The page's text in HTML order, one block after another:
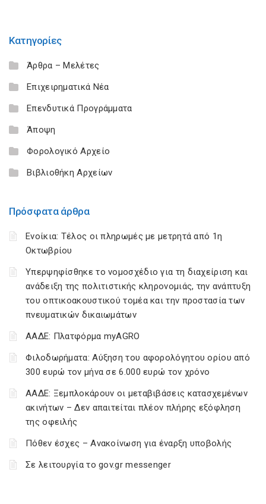
Κατηγορίες
Άρθρα – Μελέτες
Επιχειρηματικά Νέα
Επενδυτικά Προγράμματα
Άποψη
Φορολογικό Αρχείο
Βιβλιοθήκη Αρχείων
Πρόσφατα άρθρα
Ενοίκια: Τέλος οι πληρωμές με μετρητά από 1η
Οκτωβρίου
Υπερψηφίσθηκε το νομοσχέδιο για τη διαχείριση και
ανάδειξη της πολιτιστικής κληρονομιάς, την ανάπτυξη
του οπτικοακουστικού τομέα και την προστασία των
πνευματικών δικαιωμάτων
ΑΑΔΕ: Πλατφόρμα myAGRO
Φιλοδωρήματα: Αύξηση του αφορολόγητου ορίου από
300 ευρώ τον μήνα σε 6.000 ευρώ τον χρόνο
ΑΑΔΕ: Ξεμπλοκάρουν οι μεταβιβάσεις κατασχεμένων
ακινήτων – Δεν απαιτείται πλέον πλήρης εξόφληση
της οφειλής
Πόθεν έσχες – Ανακοίνωση για έναρξη υποβολής
Σε λειτουργία το gov.gr messenger